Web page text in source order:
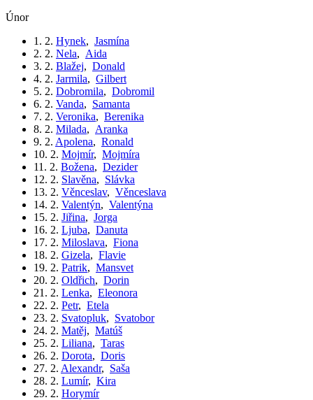
únor
1. 2. Hynek, Jasmína
2. 2. Nela, Aida
3. 2. Blažej, Donald
4. 2. Jarmila, Gilbert
5. 2. Dobromila, Dobromil
6. 2. Vanda, Samanta
7. 2. Veronika, Berenika
8. 2. Milada, Aranka
9. 2. Apolena, Ronald
10. 2. Mojmír, Mojmíra
11. 2. Božena, Dezider
12. 2. Slavěna, Slávka
13. 2. Věnceslav, Věnceslava
14. 2. Valentýn, Valentýna
15. 2. Jiřina, Jorga
16. 2. Ljuba, Danuta
17. 2. Miloslava, Fiona
18. 2. Gizela, Flavie
19. 2. Patrik, Mansvet
20. 2. Oldřich, Dorin
21. 2. Lenka, Eleonora
22. 2. Petr, Etela
23. 2. Svatopluk, Svatobor
24. 2. Matěj, Matúš
25. 2. Liliana, Taras
26. 2. Dorota, Doris
27. 2. Alexandr, Saša
28. 2. Lumír, Kira
29. 2. Horymír